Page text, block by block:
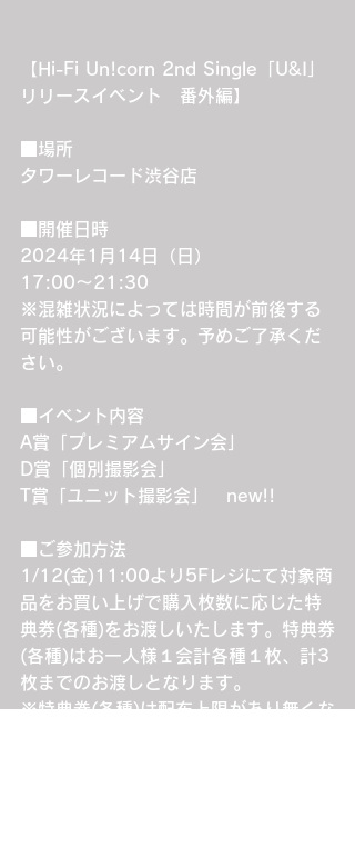
【Hi-Fi Un!corn 2nd Single「U&I」
リリースイベント　番外編】
■場所
タワーレコード渋谷店
■開催日時
2024年1月14日（日）
17:00～21:30
※混雑状況によっては時間が前後する
可能性がございます。予めご了承くだ
さい。
■イベント内容
A賞「プレミアムサイン会」
D賞「個別撮影会」
T賞「ユニット撮影会」　new!!
■ご参加方法
1/12(金)11:00より5Fレジにて対象商
品をお買い上げで購入枚数に応じた特
典券(各種)をお渡しいたします。特典券
(各種)はお一人様１会計各種１枚、計3
枚までのお渡しとなります。
※特典券(各種)は配布上限があり無くな